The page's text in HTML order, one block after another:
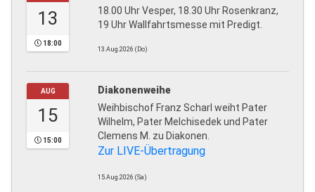
13
18:00
18.00 Uhr Vesper, 18.30 Uhr Rosenkranz,
19 Uhr Wallfahrtsmesse mit Predigt.
13.Aug.2026 (Do)
AUG
15
15:00
Diakonenweihe
Weihbischof Franz Scharl weiht Pater
Wilhelm, Pater Melchisedek und Pater
Clemens M. zu Diakonen.
Zur LIVE-Übertragung
15.Aug.2026 (Sa)